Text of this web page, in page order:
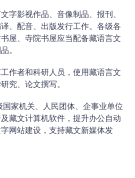
字影视作品、音像制品、报刊、
、配音、出版发行工作。各级各
屋、寺院书屋应当配备藏语言文
。
作者和科研人员，使用藏语言文
究、论文撰写。
家机关、人民团体、企事业单位
藏文计算机软件，提升办公自动
网站建设，支持藏文新媒体发